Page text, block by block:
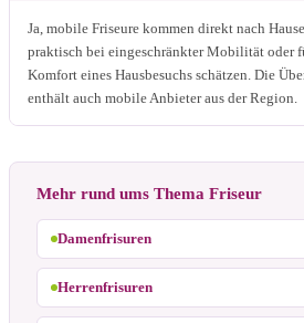
Ja, mobile Friseure kommen direkt nach
praktisch bei eingeschränkter Mobilität oder
Komfort eines Hausbesuchs schätzen. Die
enthält auch mobile Anbieter aus der Region.
Mehr rund ums Thema Friseur
Damenfrisuren
Herrenfrisuren